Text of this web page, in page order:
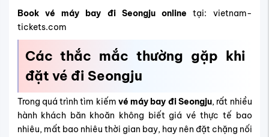
Book vé máy bay đi Seongju online tại: vietnam-
tickets.com
Các thắc mắc thường gặp khi
đặt vé đi Seongju
Trong quá trình tìm kiếm vé máy bay đi Seongju, rất nhiều
hành khách băn khoăn không biết giá vé thực tế bao
nhiêu, mất bao nhiêu thời gian bay, hay nên đặt chặng nối